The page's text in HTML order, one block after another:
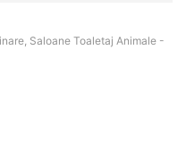
Saloane Toaletaj Animale -